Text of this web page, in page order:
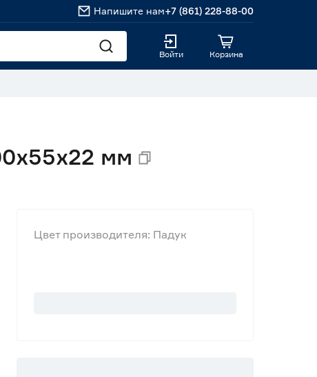
Напишите нам+7 (861) 228-88-00
Войти Корзина
мм
Цвет производителя: Падук